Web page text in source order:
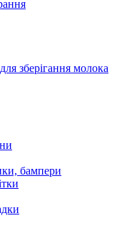
зберігання молока
бампери